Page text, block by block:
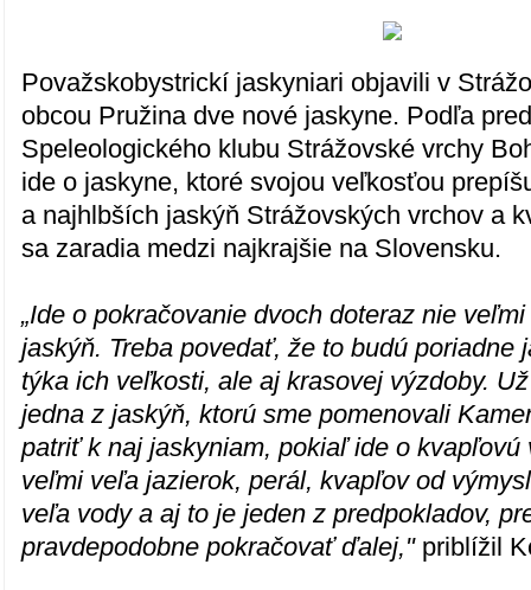
Považskobystrickí jaskyniari objavili v
obcou Pružina dve nové jaskyne. Podľa
Speleologického klubu Strážovské vrchy
ide o jaskyne, ktoré svojou veľkosťou
a najhlbších jaskýň Strážovských vrchov a
sa zaradia medzi najkrajšie na Slovensku.
„Ide o pokračovanie dvoch doteraz nie
jaskýň. Treba povedať, že to budú poriadne
týka ich veľkosti, ale aj krasovej výzdoby.
jedna z jaskýň, ktorú sme pomenovali
patriť k naj jaskyniam, pokiaľ ide o kvapľovú
veľmi veľa jazierok, perál, kvapľov od
veľa vody a aj to je jeden z predpokladov,
pravdepodobne pokračovať ďalej,"priblížil